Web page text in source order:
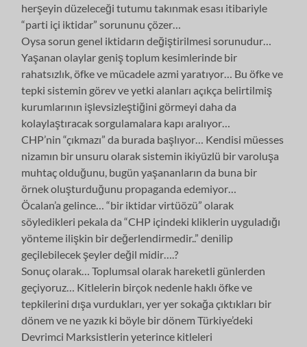
herşeyin düzeleceği tutumu takınmak esası itibariyle
“parti içi iktidar” sorununu çözer…
Oysa sorun genel iktidarın değiştirilmesi sorunudur…
Yaşanan olaylar geniş toplum kesimlerinde bir
rahatsızlık, öfke ve mücadele azmi yaratıyor… Bu öfke ve
tepki sistemin görev ve yetki alanları açıkça belirtilmiş
kurumlarının işlevsizleştiğini görmeyi daha da
kolaylaştıracak sorgulamalara kapı aralıyor…
CHP’nin “çıkmazı” da burada başlıyor… Kendisi müesses
nizamın bir unsuru olarak sistemin ikiyüzlü bir varoluşa
muhtaç olduğunu, bugün yaşananların da buna bir
örnek oluşturduğunu propaganda edemiyor…
Öcalan’a gelince… “bir iktidar virtüözü” olarak
söyledikleri pekala da “CHP içindeki kliklerin uyguladığı
yönteme ilişkin bir değerlendirmedir..” denilip
geçilebilecek şeyler değil midir….?
Sonuç olarak… Toplumsal olarak hareketli günlerden
geçiyoruz… Kitlelerin birçok nedenle haklı öfke ve
tepkilerini dışa vurdukları, yer yer sokağa çıktıkları bir
dönem ve ne yazık ki böyle bir dönem Türkiye’deki
Devrimci Marksistlerin yeterince kitleleri